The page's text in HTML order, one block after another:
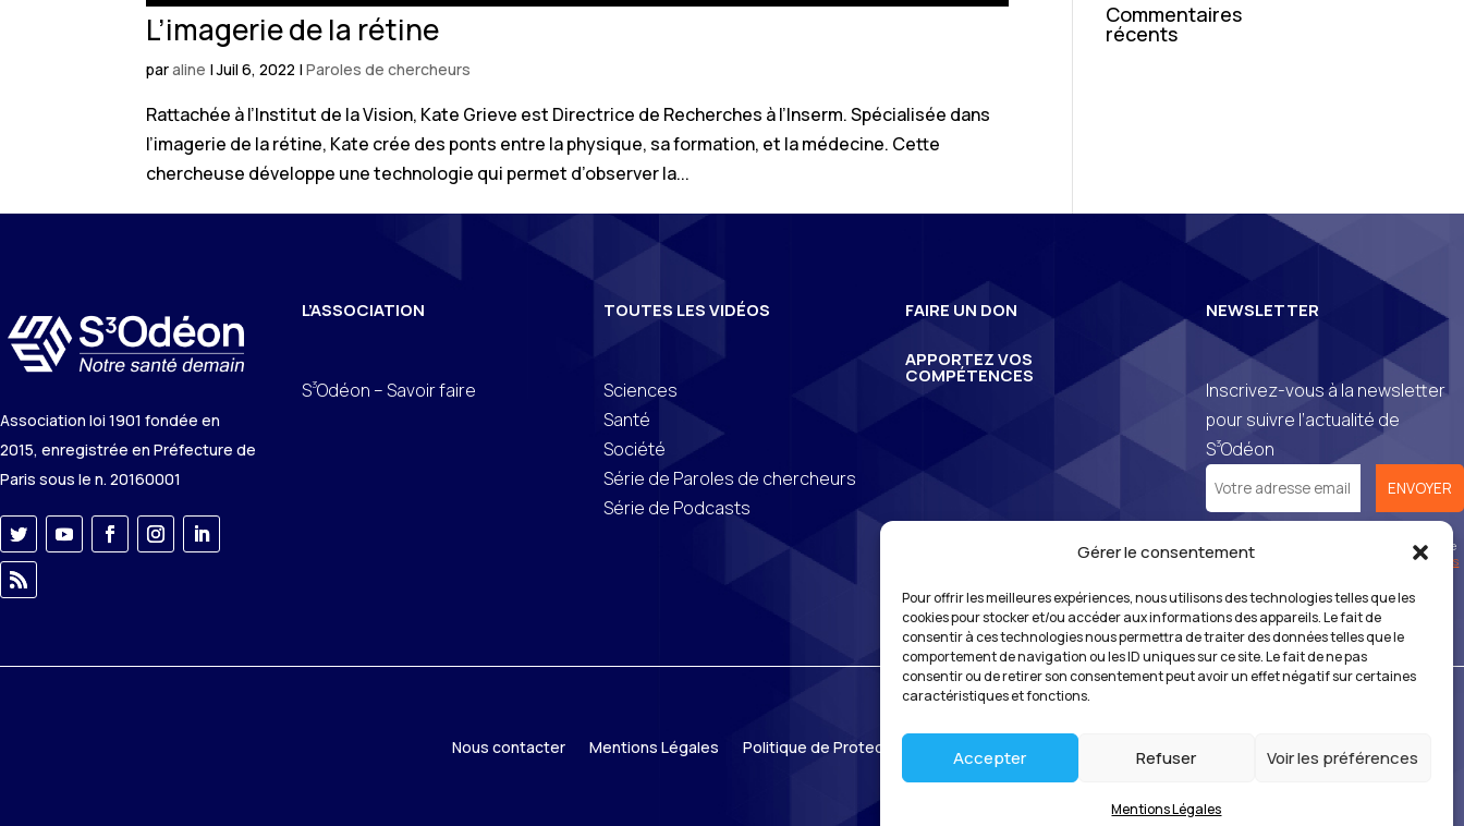
Gérer le consentement
Pour offrir les meilleures expériences, nous utilisons des technologies telles que les
cookies pour stocker et/ou accéder aux informations des appareils. Le fait de
consentir à ces technologies nous permettra de traiter des données telles que le
comportement de navigation ou les ID uniques sur ce site. Le fait de ne pas
consentir ou de retirer son consentement peut avoir un effet négatif sur certaines
caractéristiques et fonctions.
Accepter Refuser Voir les préférences
Mentions Légales
L’imagerie de la rétine
paraline |Juil 6, 2022 |Paroles de chercheurs
Rattachée à l’Institut de la Vision, Kate Grieve est Directrice de Recherches à l’Inserm. Spécialisée dans
l’imagerie de la rétine, Kate crée des ponts entre la physique, sa formation, et la médecine. Cette
chercheuse développe une technologie qui permet d’observer la...
Commentaires
récents
Association loi 1901 fondée en
2015, enregistrée en Préfecture de
Paris sous le n. 20160001
L’ASSOCIATION
S3Odéon – Savoir faire
TOUTES LES VIDÉOS
Sciences
Santé
Société
Série de Paroles de chercheurs
Série de Podcasts
FAIRE UN DON
APPORTEZ VOS
COMPÉTENCES
NEWSLETTER
Inscrivez-vous à la newsletter
pour suivre l’actualité de
S3Odéon
reconnaissez avoir pris connaissance de notre
politique de gestion des données personnelles
Nous contacter Mentions Légales Politique de Protection des données